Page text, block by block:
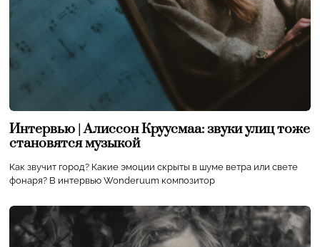
Интервью | Алиссон Круусмаа: звуки улиц тоже
становятся музыкой
Как звучит город? Какие эмоции скрыты в шуме ветра или свете
фонаря? В интервью Wonderuum композитор